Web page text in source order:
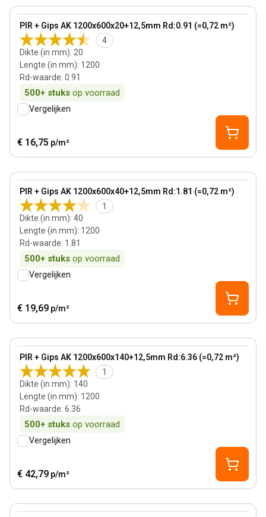
PIR + Gips AK 1200x600x20+12,5mm Rd:0.91 (=0,72 m²)
4
Dikte (in mm): 20
Lengte (in mm): 1200
Rd-waarde: 0.91
500+ stuks op voorraad
View product
Vergelijken
€ 16,75 p/m²
PIR + Gips AK 1200x600x40+12,5mm Rd:1.81 (=0,72 m²)
1
Dikte (in mm): 40
Lengte (in mm): 1200
Rd-waarde: 1.81
500+ stuks op voorraad
View product
Vergelijken
€ 19,69 p/m²
PIR + Gips AK 1200x600x140+12,5mm Rd:6.36 (=0,72 m²)
1
Dikte (in mm): 140
Lengte (in mm): 1200
Rd-waarde: 6.36
500+ stuks op voorraad
View product
Vergelijken
€ 42,79 p/m²